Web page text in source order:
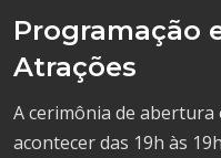
Programação
Atrações
A cerimônia de
acontecer das 19h às